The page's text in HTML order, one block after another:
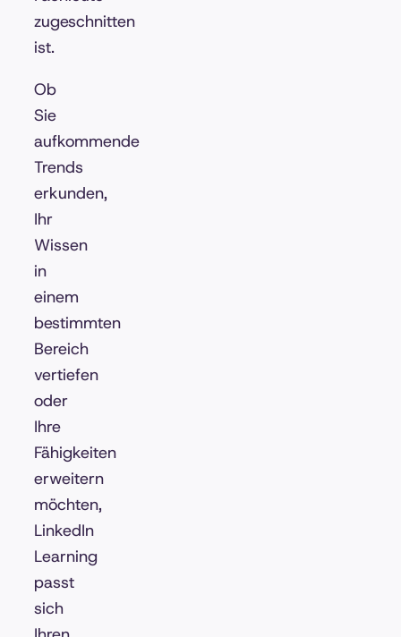
zugeschnitten
ist.
Ob
Sie
aufkommende
Trends
erkunden,
Ihr
Wissen
in
einem
bestimmten
Bereich
vertiefen
oder
Ihre
Fähigkeiten
erweitern
möchten,
LinkedIn
Learning
passt
sich